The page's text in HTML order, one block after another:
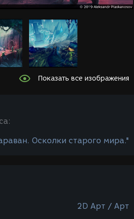
Показать все изображения
Осколки старого мира."
2D Арт / Арт